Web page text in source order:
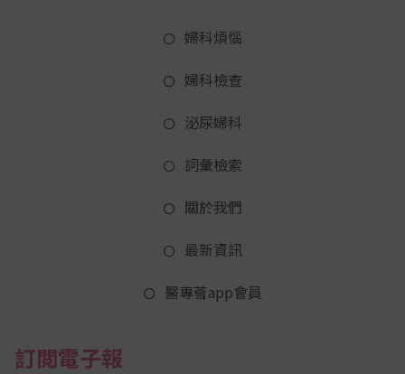
婦科煩惱
婦科檢查
泌尿婦科
詞彙檢索
關於我們
最新資訊
醫專薈app會員
訂閲電子報